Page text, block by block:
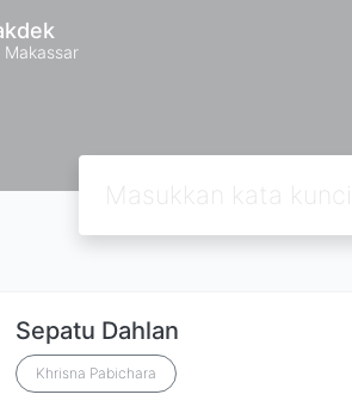
Makassar
Sepatu Dahlan
Khrisna Pabichara